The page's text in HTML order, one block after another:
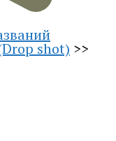
shot) >>